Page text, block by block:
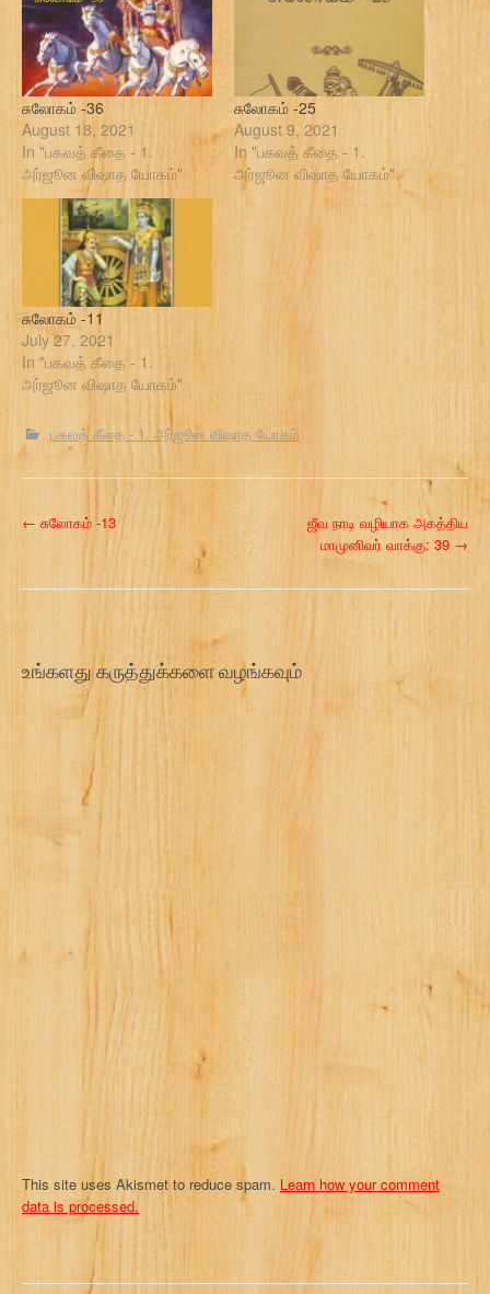
சுலோகம் -36
August 18, 2021
In "பகவத் கீதை - 1.
அர்ஜூன விஷாத யோகம்"
சுலோகம் -25
August 9, 2021
In "பகவத் கீதை - 1.
அர்ஜூன விஷாத யோகம்"
சுலோகம் -11
July 27, 2021
In "பகவத் கீதை - 1.
அர்ஜூன விஷாத யோகம்"
பகவத் கீதை - 1. அர்ஜூன விஷாத யோகம்
P
n
g
a
i
← சுலோகம் -13
ஜீவ நாடி வழியாக அகத்திய
மாமுனிவர் வாக்கு: 39 →
உங்களது கருத்துக்களை வழங்கவும்
This site uses Akismet to reduce spam. Learn how your comment
data is processed.